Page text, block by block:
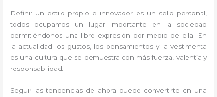
Definir un estilo propio e innovador es un sello personal,
todos ocupamos un lugar importante en la sociedad
permitiéndonos una libre expresión por medio de ella. En
la actualidad los gustos, los pensamientos y la vestimenta
es una cultura que se demuestra con más fuerza, valentía y
responsabilidad.
Seguir las tendencias de ahora puede convertirte en una